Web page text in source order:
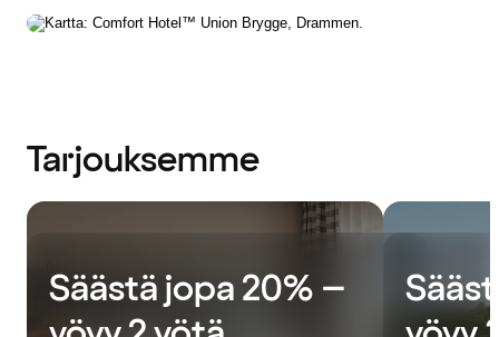
Tarjouksemme
Säästä jopa 20% –